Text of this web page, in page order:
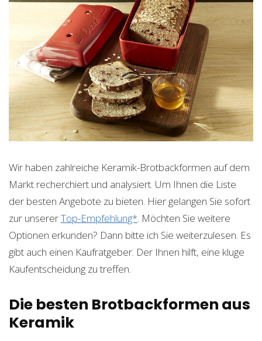
Wir haben zahlreiche Keramik-Brotbackformen auf dem
Markt recherchiert und analysiert. Um Ihnen die Liste
der besten Angebote zu bieten. Hier gelangen Sie sofort
zur unsererTop-Empfehlung* . Möchten Sie weitere
Optionen erkunden? Dann bitte ich Sie weiterzulesen. Es
gibt auch einen Kaufratgeber. Der Ihnen hilft, eine kluge
Kaufentscheidung zu treffen.
Die besten Brotbackformen aus
Keramik